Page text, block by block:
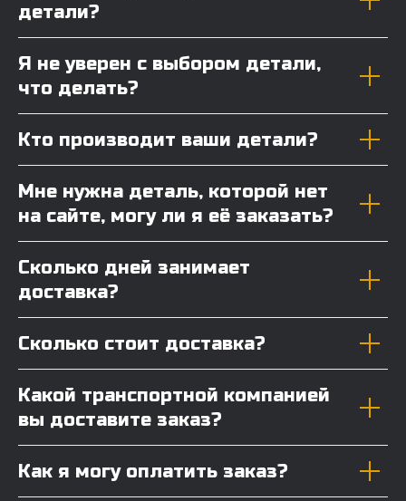
детали?
Я не уверен с выбором детали,
что делать?
Кто производит ваши детали?
Мне нужна деталь, которой нет
на сайте, могу ли я её заказать?
Сколько дней занимает
доставка?
Сколько стоит доставка?
Какой транспортной компанией
вы доставите заказ?
Как я могу оплатить заказ?